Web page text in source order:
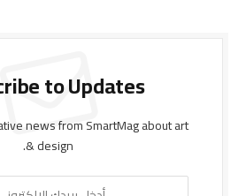
to Updates
news from SmartMag about art
& design.